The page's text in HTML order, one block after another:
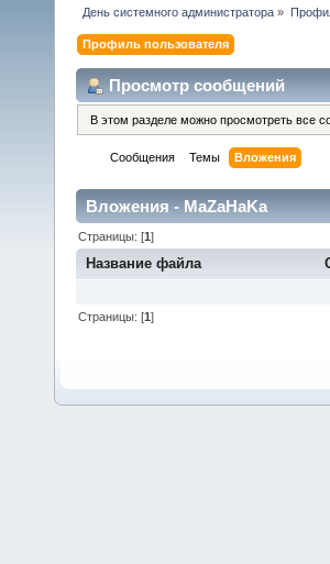
День системного администратора »
Профиль пользователя
Просмотр сообщений
В этом разделе можно просмотреть все
Сообщения Темы Вложения
Вложения - MaZaHaKa
Страницы: [1]
Название файла
Страницы: [1]